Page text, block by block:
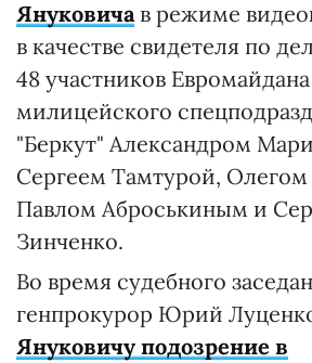
Януковичав режиме
в качестве свидетеля по
48 участников
милицейского
"Беркут" Александром
Сергеем Тамтурой,
Павлом Аброськиным и
Зинченко.
Во время судебного
генпрокурор Юрий
Януковичу подозрение в